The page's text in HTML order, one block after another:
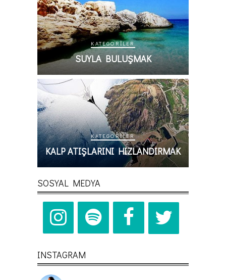
KATEGORILER
SUYLA BULUŞMAK
KATEGORILER
KALP ATIŞLARINI HIZLANDIRMAK
SOSYAL MEDYA
INSTAGRAM